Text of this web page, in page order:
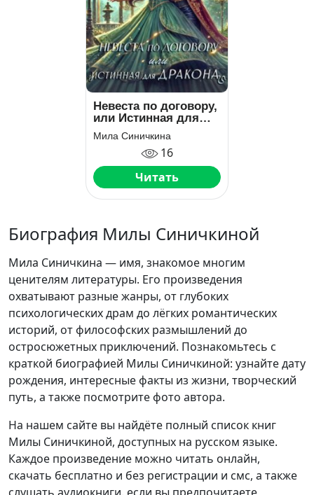
Невеста по договору,
или Истинная для
дракона
Мила Синичкина
16
Читать
Биография Милы Синичкиной
Мила Синичкина — имя, знакомое многим
ценителям литературы. Его произведения
охватывают разные жанры, от глубоких
психологических драм до лёгких романтических
историй, от философских размышлений до
остросюжетных приключений. Познакомьтесь с
краткой биографией Милы Синичкиной: узнайте дату
рождения, интересные факты из жизни, творческий
путь, а также посмотрите фото автора.
На нашем сайте вы найдёте полный список книг
Милы Синичкиной, доступных на русском языке.
Каждое произведение можно читать онлайн,
скачать бесплатно и без регистрации и смс, а также